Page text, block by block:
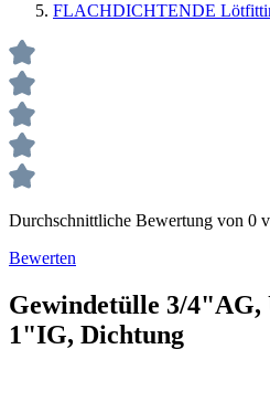
FLACHDICHTENDE
Durchschnittliche Bewertung von 0
Bewerten
Gewindetülle 3/
1"IG, Dichtung